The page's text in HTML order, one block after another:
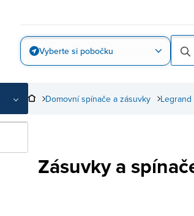
Vyberte si pobočku
Domovní spínače a zásuvky
Zásuvky a